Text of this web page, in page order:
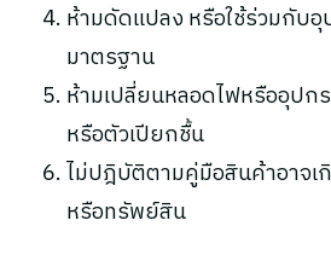
ห้ามดัดแปลง หรือใช้ร่วมกับ
มาตรฐาน
ห้ามเปลี่ยนหลอดไฟหรืออุป
หรือตัวเปียกชื้น
ไม่ปฎิบัติตามคู่มือสินค้าอาจ
หรือทรัพย์สิน